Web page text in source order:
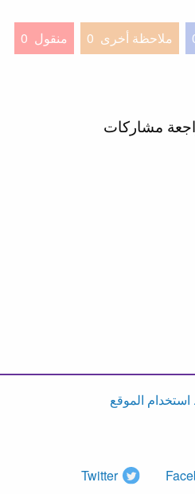
ملاحظة أخرى 0 منقول 0
مشاركات
الموقع
Twitter